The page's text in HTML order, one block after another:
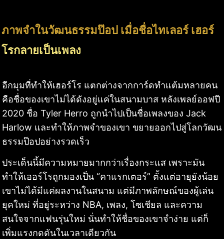
ภาพจำในวัฒนธรรมป๊อป เมื่อชื่อไทเลอร์ เฮอร์
โรกลายเป็นเพลง
อีกมุมที่ทำให้เฮอร์โร แตกต่างจากการ์ดทำแต้มหลายคน
คือชื่อของเขาไม่ได้ดังอยู่แค่ในสนามบาส หลังเพลย์ออฟปี
2020 ชื่อ Tyler Herro ถูกนำไปเป็นชื่อเพลงของ Jack
Harlow และทำให้ภาพจำของเขา ขยายออกไปสู่โลกวัฒน
ธรรมป๊อปอย่างรวดเร็ว
ประเด็นนี้มีความหมายมากกว่าเรื่องกระแส เพราะมัน
ทำให้เฮอร์โรถูกมองเป็น “คาแรกเตอร์” ตั้งแต่อายุยังน้อย
เขาไม่ได้มีแค่ผลงานในสนาม แต่มีภาพลักษณ์ของผู้เล่น
ยุคใหม่ ที่อยู่ระหว่าง NBA, เพลง, โซเชียล และความ
สนใจจากแฟนรุ่นใหม่ นั่นทำให้ชื่อของเขาจำง่าย แต่ก็
เพิ่มแรงกดดันในเวลาเดียวกัน